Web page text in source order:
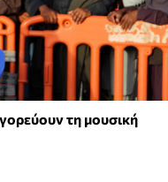
τη μουσική